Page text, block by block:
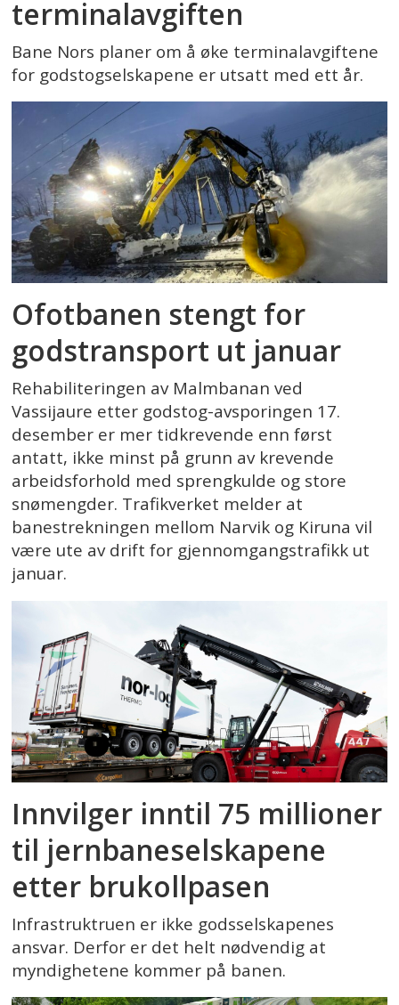
terminalavgiften
Bane Nors planer om å øke terminalavgiftene
for godstogselskapene er utsatt med ett år.
Ofotbanen stengt for
godstransport ut januar
Rehabiliteringen av Malmbanan ved
Vassijaure etter godstog-avsporingen 17.
desember er mer tidkrevende enn først
antatt, ikke minst på grunn av krevende
arbeidsforhold med sprengkulde og store
snømengder. Trafikverket melder at
banestrekningen mellom Narvik og Kiruna vil
være ute av drift for gjennomgangstrafikk ut
januar.
Innvilger inntil 75 millioner
til jernbaneselskapene
etter brukollpasen
Infrastruktruen er ikke godsselskapenes
ansvar. Derfor er det helt nødvendig at
myndighetene kommer på banen.